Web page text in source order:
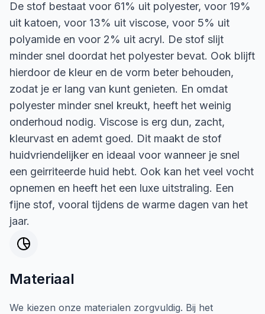
De stof bestaat voor 61% uit polyester, voor 19%
uit katoen, voor 13% uit viscose, voor 5% uit
polyamide en voor 2% uit acryl. De stof slijt
minder snel doordat het polyester bevat. Ook blijft
hierdoor de kleur en de vorm beter behouden,
zodat je er lang van kunt genieten. En omdat
polyester minder snel kreukt, heeft het weinig
onderhoud nodig. Viscose is erg dun, zacht,
kleurvast en ademt goed. Dit maakt de stof
huidvriendelijker en ideaal voor wanneer je snel
een geirriteerde huid hebt. Ook kan het veel vocht
opnemen en heeft het een luxe uitstraling. Een
fijne stof, vooral tijdens de warme dagen van het
jaar.
Materiaal
We kiezen onze materialen zorgvuldig. Bij het